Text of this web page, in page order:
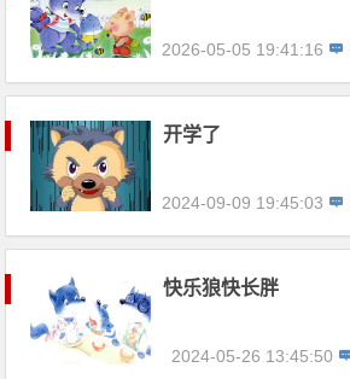
2026-05-05 19:41:16
开学了
2024-09-09 19:45:03
快乐狼快长胖
2024-05-26 13:45:50